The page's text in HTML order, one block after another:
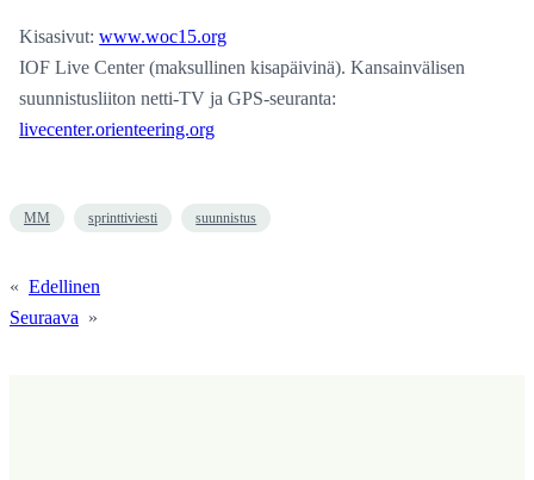
Kisasivut:www.woc15.org
IOF Live Center (maksullinen kisapäivinä). Kansainvälisen
suunnistusliiton netti-TV ja GPS-seuranta:
livecenter.orienteering.org
MM sprinttiviesti suunnistus
« Edellinen
Seuraava »